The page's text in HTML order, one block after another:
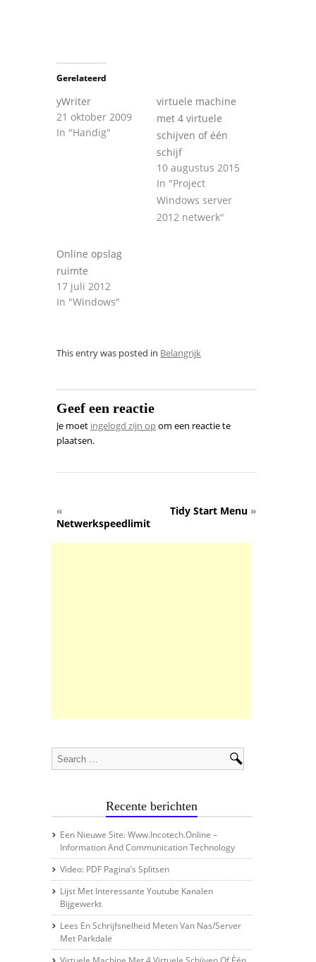
Gerelateerd
yWriter
21 oktober 2009
In "Handig"
virtuele machine
met 4 virtuele
schijven of één
schijf
10 augustus 2015
In "Project
Windows server
2012 netwerk"
Online opslag
ruimte
17 juli 2012
In "Windows"
This entry was posted in Belangrijk
Geef een reactie
Je moet ingelogd zijn opom een reactie te
plaatsen.
«
Netwerkspeedlimit
Tidy Start Menu »
Recente berichten
Een Nieuwe Site: Www.incotech.online –
Information And Communication Technology
Video: PDF Pagina’s Splitsen
Lijst Met Interessante Youtube Kanalen
Bijgewerkt
Lees En Schrijfsnelheid Meten Van Nas/server
Met Parkdale